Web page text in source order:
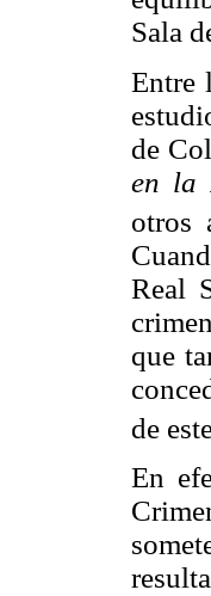
Sala
Entre
de
en la
otros
Real
que
de
En